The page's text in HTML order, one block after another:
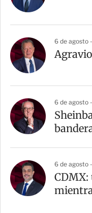
6 de agosto
6 de agosto
6 de agosto
CDMX: